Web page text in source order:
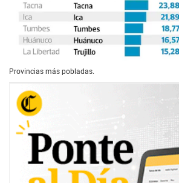
Provincias más pobladas.